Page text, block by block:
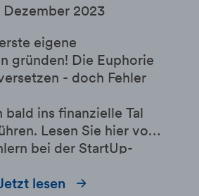
Dezember 2023
eigene
gründen! Die Euphorie
- doch Fehler
bald ins finanzielle Tal
Lesen Sie hier von
bei der StartUp-
man diese vermeidet,
lesen